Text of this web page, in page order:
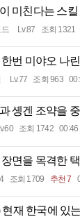
미친다는 스킬
Lv.87 조회 1321
번 미야오 나린
Lv.77 조회 963
솅겐 조약을
조회 1742 00:46
면을 목격한
조회 1709 추천 7
현재 한국에 있